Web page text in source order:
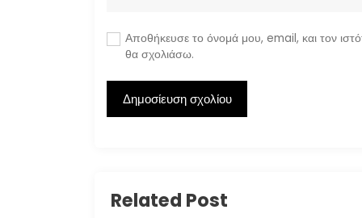
Αποθήκευσε το όνομά μου, email, και τον
θα σχολιάσω.
Related Post